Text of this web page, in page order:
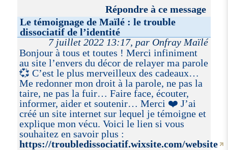
Répondre à ce message
Le témoignage de Maïlé : le trouble
dissociatif de l’identité
7 juillet 2022 13:17, par Onfray Maïlé
Bonjour à tous et toutes ! Merci infiniment
au site l’envers du décor de relayer ma parole
💞 C’est le plus merveilleux des cadeaux…
Me redonner mon droit à la parole, ne pas la
taire, ne pas la fuir… Faire face, écouter,
informer, aider et soutenir… Merci ❤️ J’ai
créé un site internet sur lequel je témoigne et
explique mon vécu. Voici le lien si vous
souhaitez en savoir plus :
https://troubledissociatif.wixsite.com/website